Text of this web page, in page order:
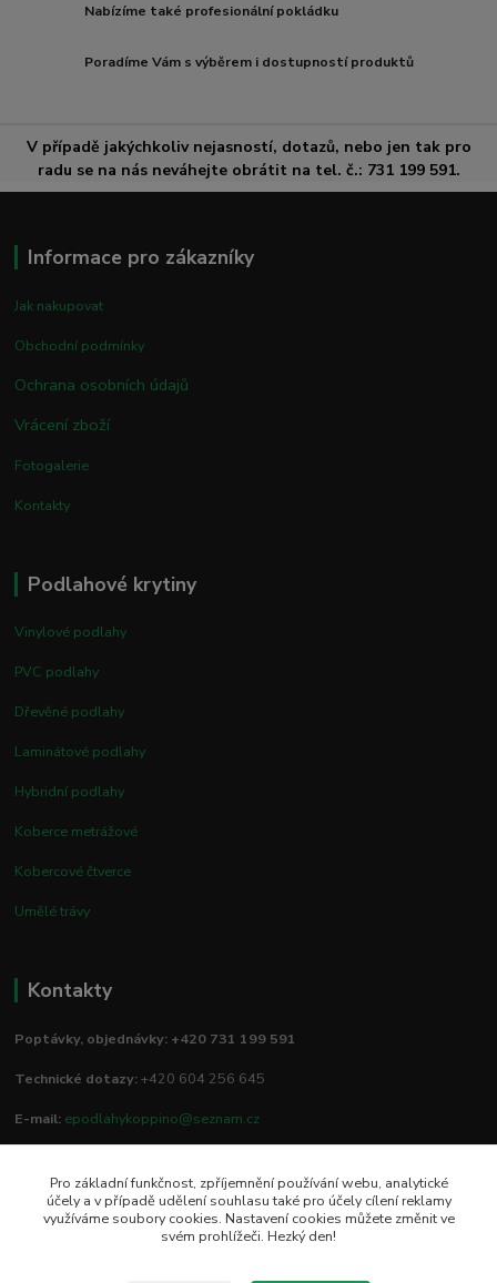
Nabízíme také profesionální pokládku
Poradíme Vám s výběrem i dostupností produktů
V případě jakýchkoliv nejasností, dotazů, nebo jen tak pro
radu se na nás neváhejte obrátit na tel. č.: 731 199 591.
Informace pro zákazníky
Jak nakupovat
Obchodní podmínky
Ochrana osobních údajů
Vrácení zboží
Fotogalerie
Kontakty
Podlahové krytiny
Vinylové podlahy
PVC podlahy
Dřevěné podlahy
Laminátové podlahy
Hybridní podlahy
Koberce metrážové
Kobercové čtverce
Umělé trávy
Kontakty
Poptávky, objednávky: +420 731 199 591
Technické dotazy:+420 604 256 645
E-mail: epodlahykoppino@seznam.cz
Prodejna/vzorkovna:
Studio Podlah
Mírové náměstí 16/15
Pro základní funkčnost, zpříjemnění používání webu, analytické
účely a v případě udělení souhlasu také pro účely cílení reklamy
využíváme soubory cookies. Nastavení cookies můžete změnit ve
svém prohlížeči. Hezký den!